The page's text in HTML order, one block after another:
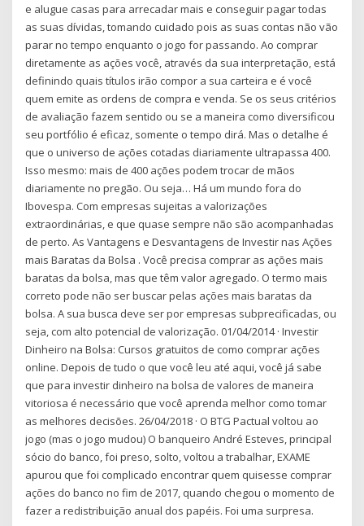
e alugue casas para arrecadar mais e conseguir pagar todas
as suas dívidas, tomando cuidado pois as suas contas não vão
parar no tempo enquanto o jogo for passando. Ao comprar
diretamente as ações você, através da sua interpretação, está
definindo quais títulos irão compor a sua carteira e é você
quem emite as ordens de compra e venda. Se os seus critérios
de avaliação fazem sentido ou se a maneira como diversificou
seu portfólio é eficaz, somente o tempo dirá. Mas o detalhe é
que o universo de ações cotadas diariamente ultrapassa 400.
Isso mesmo: mais de 400 ações podem trocar de mãos
diariamente no pregão. Ou seja… Há um mundo fora do
Ibovespa. Com empresas sujeitas a valorizações
extraordinárias, e que quase sempre não são acompanhadas
de perto. As Vantagens e Desvantagens de Investir nas Ações
mais Baratas da Bolsa . Você precisa comprar as ações mais
baratas da bolsa, mas que têm valor agregado. O termo mais
correto pode não ser buscar pelas ações mais baratas da
bolsa. A sua busca deve ser por empresas subprecificadas, ou
seja, com alto potencial de valorização. 01/04/2014 · Investir
Dinheiro na Bolsa: Cursos gratuitos de como comprar ações
online. Depois de tudo o que você leu até aqui, você já sabe
que para investir dinheiro na bolsa de valores de maneira
vitoriosa é necessário que você aprenda melhor como tomar
as melhores decisões. 26/04/2018 · O BTG Pactual voltou ao
jogo (mas o jogo mudou) O banqueiro André Esteves, principal
sócio do banco, foi preso, solto, voltou a trabalhar, EXAME
apurou que foi complicado encontrar quem quisesse comprar
ações do banco no fim de 2017, quando chegou o momento de
fazer a redistribuição anual dos papéis. Foi uma surpresa.